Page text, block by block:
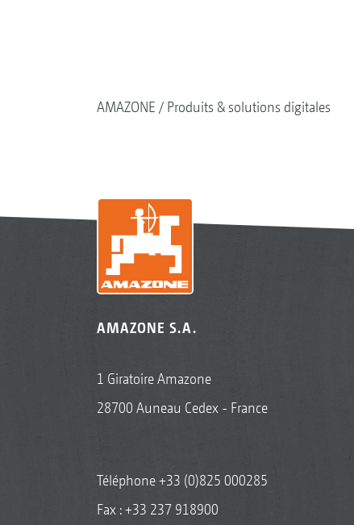
AMAZONE Produits & solutions digitales
AMAZONE S.A.
1 Giratoire Amazone
28700 Auneau Cedex - France
Téléphone+33 (0)825 000285
Fax : +33 237 918900